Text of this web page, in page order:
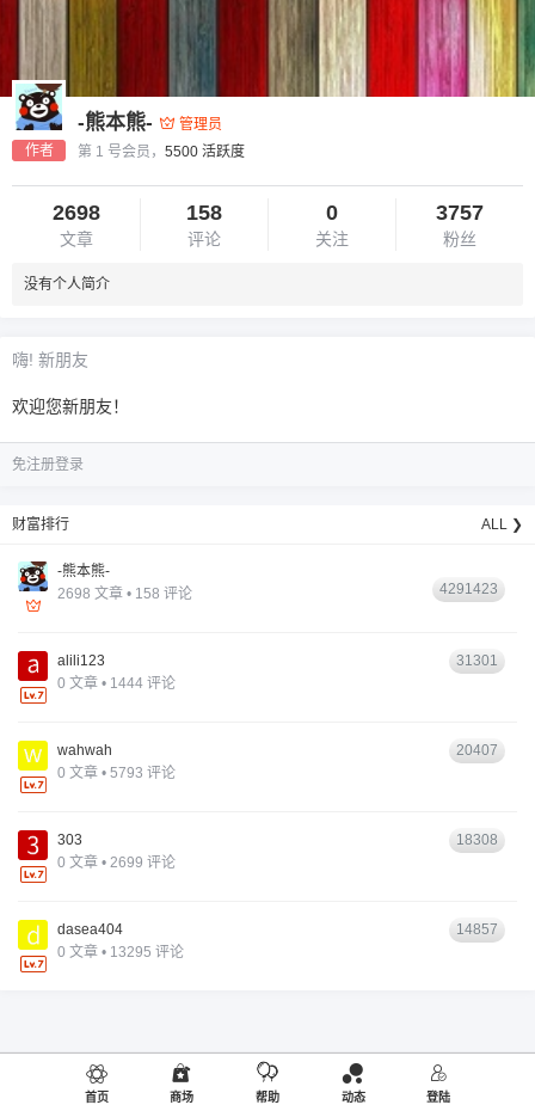
作者
-熊本熊-
管理员
第 1 号会员， 5500 活跃度
2698
文章
158
评论
0
关注
3757
粉丝
没有个人简介
嗨! 新朋友
欢迎您新朋友！
免注册登录
财富排行 ALL ❯
-熊本熊-
2698 文章 • 158 评论
4291423
alili123
0 文章 • 1444 评论
31301
wahwah
0 文章 • 5793 评论
20407
303
0 文章 • 2699 评论
18308
dasea404
0 文章 • 13295 评论
14857
首页 商场 帮助 动态 登陆